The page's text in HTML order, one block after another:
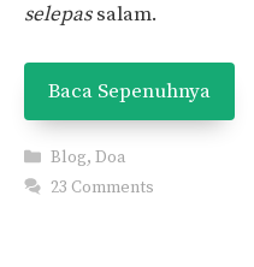
selepassalam.
Baca Sepenuhnya
Categories
Blog,Doa
23 Comments